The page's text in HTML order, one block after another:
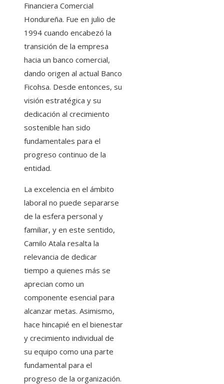
Financiera Comercial
Hondureña. Fue en julio de
1994 cuando encabezó la
transición de la empresa
hacia un banco comercial,
dando origen al actual Banco
Ficohsa. Desde entonces, su
visión estratégica y su
dedicación al crecimiento
sostenible han sido
fundamentales para el
progreso continuo de la
entidad.
La excelencia en el ámbito
laboral no puede separarse
de la esfera personal y
familiar, y en este sentido,
Camilo Atala resalta la
relevancia de dedicar
tiempo a quienes más se
aprecian como un
componente esencial para
alcanzar metas. Asimismo,
hace hincapié en el bienestar
y crecimiento individual de
su equipo como una parte
fundamental para el
progreso de la organización.